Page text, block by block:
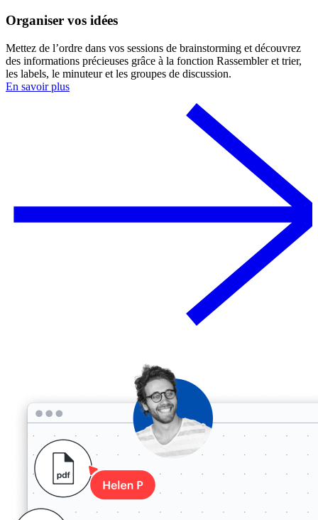
Organiser vos idées
Mettez de l’ordre dans vos sessions de brainstorming et découvrez
des informations précieuses grâce à la fonction Rassembler et trier,
les labels, le minuteur et les groupes de discussion.
En savoir plus